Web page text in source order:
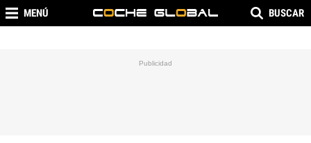
MENÚ BUSCAR